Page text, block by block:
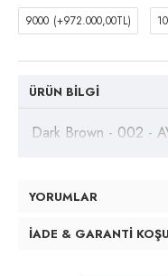
9000 (+972.000,00TL)
ÜRÜN BILGI
Dark Brown - 002 -
YORUMLAR
İADE & GARANTI